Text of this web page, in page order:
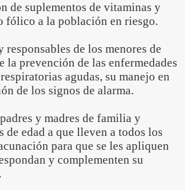
de suplementos de vitaminas y
fólico a la población en riesgo.
responsables de los menores de
la prevención de las enfermedades
agudas, su manejo en
de los signos de alarma.
y madres de familia y
de edad a que lleven a todos los
para que se les apliquen
y complementen su